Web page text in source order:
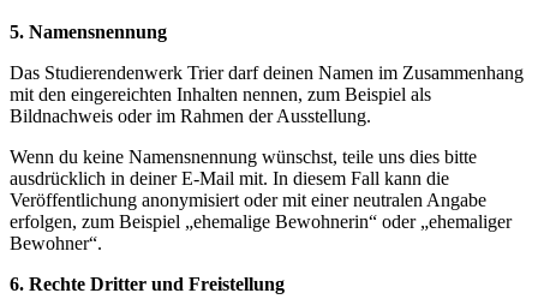
5. Namensnennung
Das Studierendenwerk Trier darf deinen Namen im Zusammenhang
mit den eingereichten Inhalten nennen, zum Beispiel als
Bildnachweis oder im Rahmen der Ausstellung.
Wenn du keine Namensnennung wünschst, teile uns dies bitte
ausdrücklich in deiner E-Mail mit. In diesem Fall kann die
Veröffentlichung anonymisiert oder mit einer neutralen Angabe
erfolgen, zum Beispiel „ehemalige Bewohnerin“ oder „ehemaliger
Bewohner“.
6. Rechte Dritter und Freistellung